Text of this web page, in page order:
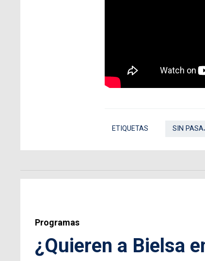
ETIQUETAS SIN
Programas
¿Quieren a Bielsa